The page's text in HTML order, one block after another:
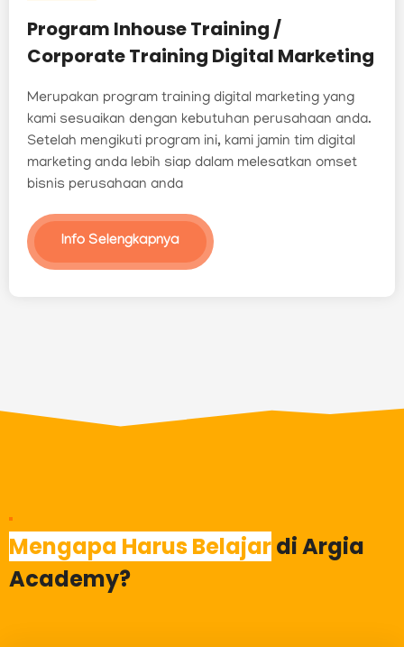
Program Inhouse Training /
Corporate Training Digital Marketing
Merupakan program training digital marketing yang
kami sesuaikan dengan kebutuhan perusahaan anda.
Setelah mengikuti program ini, kami jamin tim digital
marketing anda lebih siap dalam melesatkan omset
bisnis perusahaan anda
Info Selengkapnya
Mengapa Harus Belajardi Argia
Academy?